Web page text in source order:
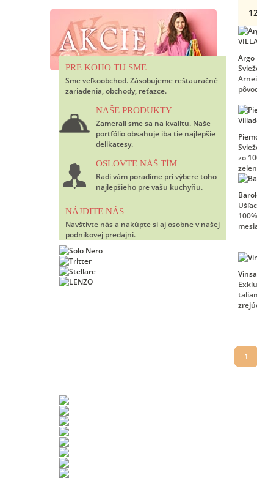
PRE KOHO TU SME
Sme veľkoobchod. Zásobujeme reštauračné
zariadenia, obchody, reťazce.
NAŠE PRODUKTY
Zamerali sme sa na kvalitu. Naše
portfólio obsahuje iba tie najlepšie
delikatesy.
OSLOVTE NÁŠ TÍM
Radi vám poradíme pri výbere toho
najlepšieho pre vašu kuchyňu.
NÁJDITE NÁS
Navštívte nás a nakúpte si aj osobne v našej
podnikovej predajni.
Argo
zo
1